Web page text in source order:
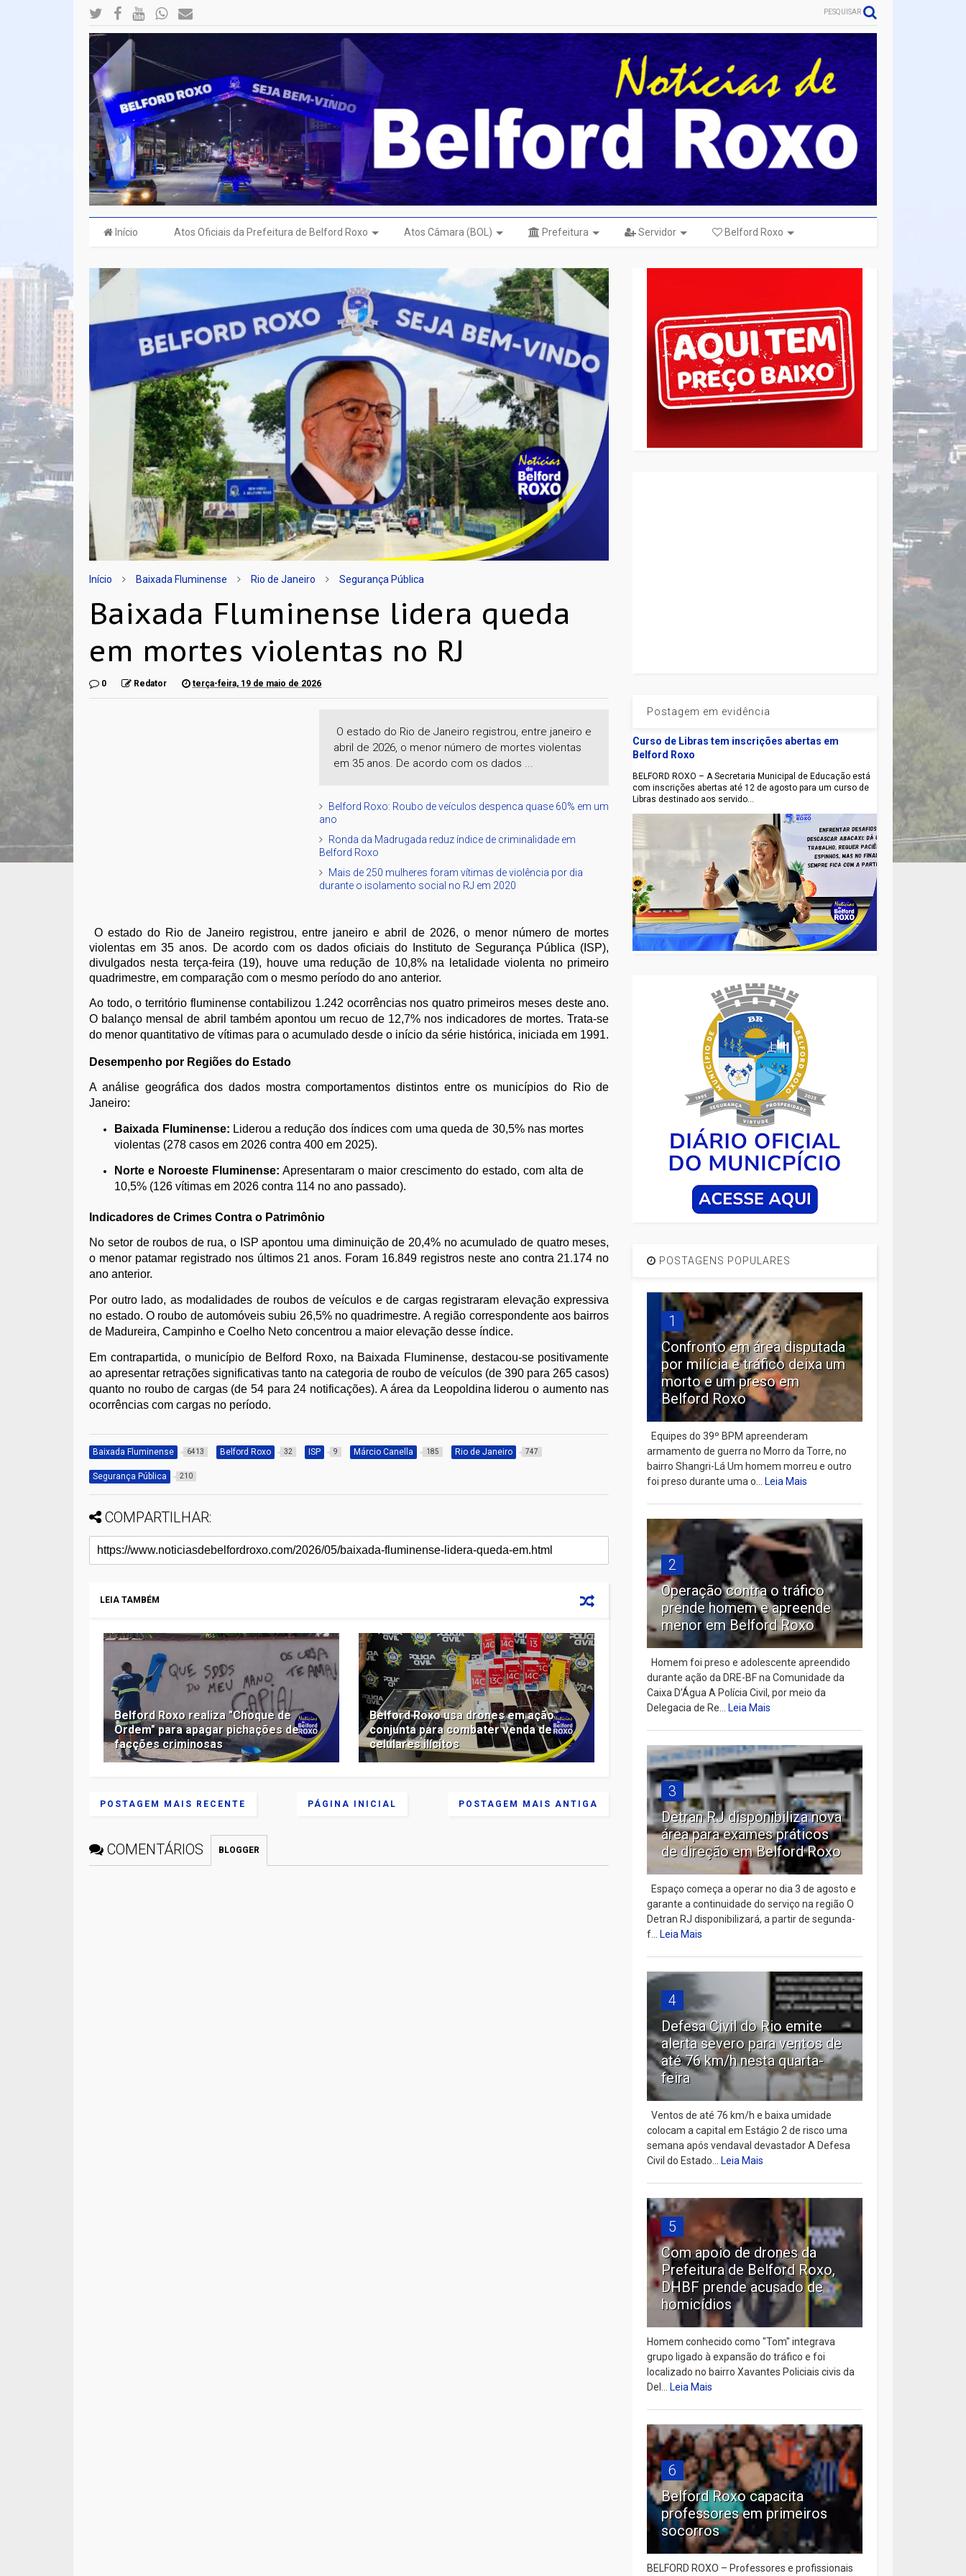
PESQUISAR
Início Atos Oficiais da Prefeitura de Belford Roxo Atos Câmara (BOL) Prefeitura Servidor Belford Roxo
Início Baixada Fluminense Rio de Janeiro Segurança Pública
Baixada Fluminense lidera queda
em mortes violentas no RJ
0 Redator terça-feira, 19 de maio de 2026
O estado do Rio de Janeiro registrou, entre janeiro e
abril de 2026, o menor número de mortes violentas
em 35 anos. De acordo com os dados ...
Belford Roxo: Roubo de veículos despenca quase 60% em um
ano
Ronda da Madrugada reduz índice de criminalidade em
Belford Roxo
Mais de 250 mulheres foram vítimas de violência por dia
durante o isolamento social no RJ em 2020
O estado do Rio de Janeiro registrou, entre janeiro e abril de 2026, o menor número de mortes
violentas em 35 anos. De acordo com os dados oficiais do Instituto de Segurança Pública (ISP),
divulgados nesta terça-feira (19), houve uma redução de 10,8% na letalidade violenta no primeiro
quadrimestre, em comparação com o mesmo período do ano anterior.
Ao todo, o território fluminense contabilizou 1.242 ocorrências nos quatro primeiros meses deste ano.
O balanço mensal de abril também apontou um recuo de 12,7% nos indicadores de mortes. Trata-se
do menor quantitativo de vítimas para o acumulado desde o início da série histórica, iniciada em 1991.
Desempenho por Regiões do Estado
A análise geográfica dos dados mostra comportamentos distintos entre os municípios do Rio de
Janeiro:
Baixada Fluminense: Liderou a redução dos índices com uma queda de 30,5% nas mortes
violentas (278 casos em 2026 contra 400 em 2025).
Norte e Noroeste Fluminense: Apresentaram o maior crescimento do estado, com alta de
10,5% (126 vítimas em 2026 contra 114 no ano passado).
Indicadores de Crimes Contra o Patrimônio
No setor de roubos de rua, o ISP apontou uma diminuição de 20,4% no acumulado de quatro meses,
o menor patamar registrado nos últimos 21 anos. Foram 16.849 registros neste ano contra 21.174 no
ano anterior.
Por outro lado, as modalidades de roubos de veículos e de cargas registraram elevação expressiva
no estado. O roubo de automóveis subiu 26,5% no quadrimestre. A região correspondente aos bairros
de Madureira, Campinho e Coelho Neto concentrou a maior elevação desse índice.
Em contrapartida, o município de Belford Roxo, na Baixada Fluminense, destacou-se positivamente
ao apresentar retrações significativas tanto na categoria de roubo de veículos (de 390 para 265 casos)
quanto no roubo de cargas (de 54 para 24 notificações). A área da Leopoldina liderou o aumento nas
ocorrências com cargas no período.
Baixada Fluminense 6413 Belford Roxo 32 ISP 9 Márcio Canella 185 Rio de Janeiro 747
Segurança Pública 210
COMPARTILHAR:
LEIA TAMBÉM
Belford Roxo realiza "Choque de
Ordem" para apagar pichações de
facções criminosas
Belford Roxo usa drones em ação
conjunta para combater venda de
celulares ilícitos
POSTAGEM MAIS RECENTE POSTAGEM MAIS ANTIGA
PÁGINA INICIAL
COMENTÁRIOS BLOGGER
Postagem em evidência
Curso de Libras tem inscrições abertas em
Belford Roxo
BELFORD ROXO – A Secretaria Municipal de Educação está
com inscrições abertas até 12 de agosto para um curso de
Libras destinado aos servido...
POSTAGENS POPULARES
1
Confronto em área disputada
por milícia e tráfico deixa um
morto e um preso em
Belford Roxo
Equipes do 39º BPM apreenderam
armamento de guerra no Morro da Torre, no
bairro Shangri-Lá Um homem morreu e outro
foi preso durante uma o...Leia Mais
2
Operação contra o tráfico
prende homem e apreende
menor em Belford Roxo
Homem foi preso e adolescente apreendido
durante ação da DRE-BF na Comunidade da
Caixa D’Água A Polícia Civil, por meio da
Delegacia de Re...Leia Mais
3
Detran RJ disponibiliza nova
área para exames práticos
de direção em Belford Roxo
Espaço começa a operar no dia 3 de agosto e
garante a continuidade do serviço na região O
Detran RJ disponibilizará, a partir de segunda-
f...Leia Mais
4
Defesa Civil do Rio emite
alerta severo para ventos de
até 76 km/h nesta quarta-
feira
Ventos de até 76 km/h e baixa umidade
colocam a capital em Estágio 2 de risco uma
semana após vendaval devastador A Defesa
Civil do Estado...Leia Mais
5
Com apoio de drones da
Prefeitura de Belford Roxo,
DHBF prende acusado de
homicídios
Homem conhecido como "Tom" integrava
grupo ligado à expansão do tráfico e foi
localizado no bairro Xavantes Policiais civis da
Del...Leia Mais
6
Belford Roxo capacita
professores em primeiros
socorros
BELFORD ROXO – Professores e profissionais